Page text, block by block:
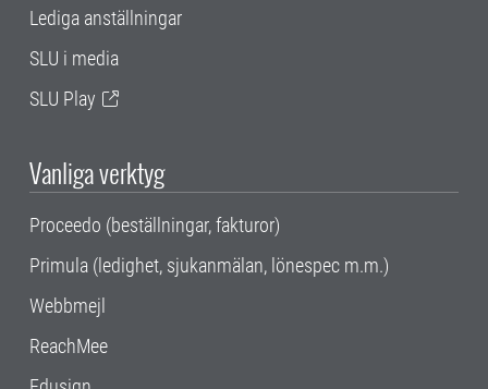
Lediga anställningar
SLU i media
SLU Play
Vanliga verktyg
Proceedo (beställningar, fakturor)
Primula (ledighet, sjukanmälan, lönespec m.m.)
Webbmejl
ReachMee